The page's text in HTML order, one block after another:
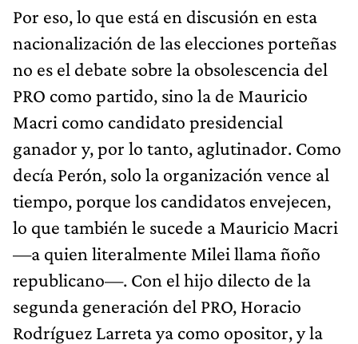
Por eso, lo que está en discusión en esta
nacionalización de las elecciones porteñas
no es el debate sobre la obsolescencia del
PRO como partido, sino la de Mauricio
Macri como candidato presidencial
ganador y, por lo tanto, aglutinador. Como
decía Perón, solo la organización vence al
tiempo, porque los candidatos envejecen,
lo que también le sucede a Mauricio Macri
—a quien literalmente Milei llama ñoño
republicano—. Con el hijo dilecto de la
segunda generación del PRO, Horacio
Rodríguez Larreta ya como opositor, y la